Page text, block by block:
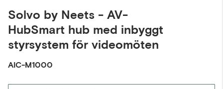
Solvo by Neets - AV-
HubSmart hub med inbyggt
styrsystem för videomöten
AIC-M1000